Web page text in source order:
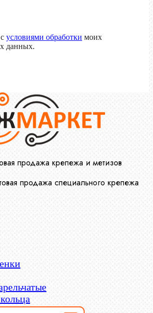
условиями обработки моих
данных.
продажа крепежа и метизов
продажа специального крепежа